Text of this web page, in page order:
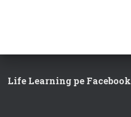
Life Learning pe Facebook